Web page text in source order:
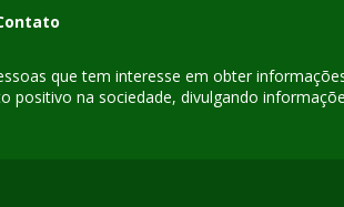
que tem interesse em obter
na sociedade, divulgando